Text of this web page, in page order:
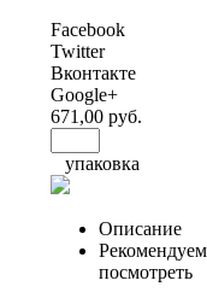
Facebook
Twitter
Вконтакте
Google+
671 ,00 руб.
упаковка
Описание
Рекомендуем
посмотреть